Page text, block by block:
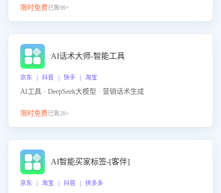
限时免费已售99+
AI话术大师-智能工具
京东 | 抖音 | 快手 | 淘宝
AI工具 · DeepSeek大模型 · 营销话术生成
限时免费已售28+
AI智能买家标签-[客伴]
京东 | 淘宝 | 抖音 | 拼多多